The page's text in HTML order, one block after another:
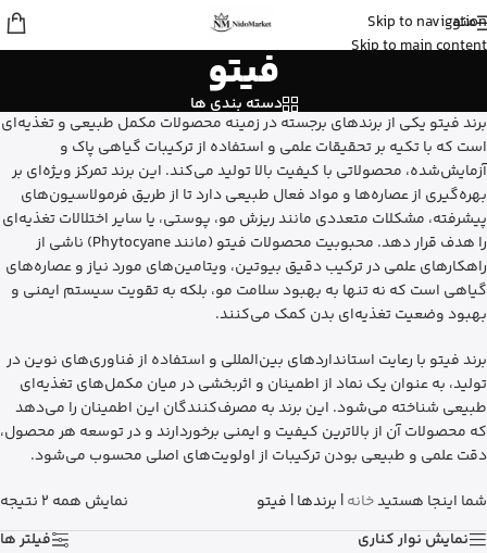
Skip to navigation
Skip to main content
منو
فیتو
دسته بندی ها
برند فیتو یکی از برندهای برجسته در زمینه محصولات مکمل طبیعی و تغذیه‌ای
است که با تکیه بر تحقیقات علمی و استفاده از ترکیبات گیاهی پاک و
آزمایش‌شده، محصولاتی با کیفیت بالا تولید می‌کند. این برند تمرکز ویژه‌ای بر
بهره‌گیری از عصاره‌ها و مواد فعال طبیعی دارد تا از طریق فرمولاسیون‌های
پیشرفته، مشکلات متعددی مانند ریزش مو، پوستی، یا سایر اختلالات تغذیه‌ای
را هدف قرار دهد. محبوبیت محصولات فیتو (مانند Phytocyane) ناشی از
راهکارهای علمی در ترکیب دقیق بیوتین، ویتامین‌های مورد نیاز و عصاره‌های
گیاهی است که نه تنها به بهبود سلامت مو، بلکه به تقویت سیستم ایمنی و
بهبود وضعیت تغذیه‌ای بدن کمک می‌کنند.
برند فیتو با رعایت استانداردهای بین‌المللی و استفاده از فناوری‌های نوین در
تولید، به عنوان یک نماد از اطمینان و اثربخشی در میان مکمل‌های تغذیه‌ای
طبیعی شناخته می‌شود. این برند به مصرف‌کنندگان این اطمینان را می‌دهد
که محصولات آن از بالاترین کیفیت و ایمنی برخوردارند و در توسعه هر محصول،
دقت علمی و طبیعی بودن ترکیبات از اولویت‌های اصلی محسوب می‌شود.
شما اینجا هستیدخانه| برندها| فیتو
نمایش همه 2 نتیجه
نمایش نوار کناری
فیلتر ها
مهرنوشاز تهران
کلروفیل مایع ناو نعنایی رو خرید کرد